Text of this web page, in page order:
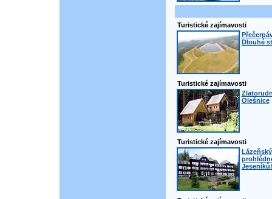
Turistické zajímavosti
Dlouhé
Turistické zajímavosti
Olešnice
Turistické zajímavosti
Jeseníků!